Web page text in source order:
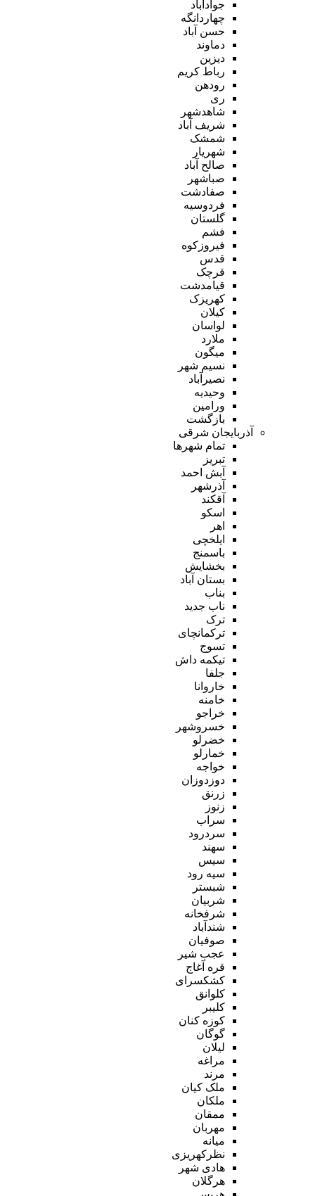
جوادآباد
چهاردانگه
حسن آباد
دماوند
دیزین
رباط کریم
رودهن
ری
شاهدشهر
شریف آباد
شمشک
شهریار
صالح آباد
صباشهر
صفادشت
فردوسیه
گلستان
فشم
فیروزکوه
قدس
قرچک
قیامدشت
کهریزک
کیلان
لواسان
ملارد
میگون
نسیم شهر
نصیرآباد
وحیدیه
ورامین
بازگشت
آذربایجان شرقی
تمام شهر‌ها
تبریز
آبش احمد
آذرشهر
آقکند
اسکو
اهر
ایلخچی
باسمنج
بخشایش
بستان آباد
بناب
ناب جدید
ترک
ترکمانچای
تسوج
تیکمه داش
جلفا
خاروانا
خامنه
خراجو
خسروشهر
خضرلو
خمارلو
خواجه
دوزدوزان
زرنق
زنوز
سراب
سردرود
سهند
سیس
سیه رود
شبستر
شربیان
شرفخانه
شندآباد
صوفیان
عجب شیر
قره آغاج
کشکسرای
کلوانق
کلیبر
کوزه کنان
گوگان
لیلان
مراغه
مرند
ملک کیان
ملکان
ممقان
مهربان
میانه
نظرکهریزی
هادی شهر
هرگلان